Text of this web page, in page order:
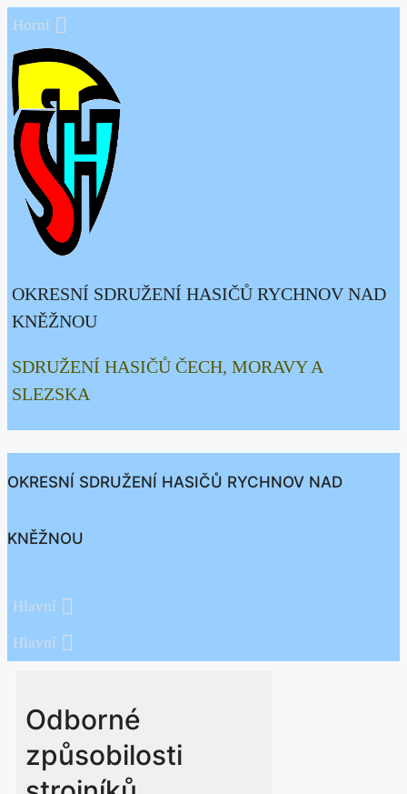
Přeskočit
obsah
Horní
OKRESNÍ SDRUŽENÍ HASIČŮ RYCHNOV NAD
KNĚŽNOU
SDRUŽENÍ HASIČŮ ČECH, MORAVY A
SLEZSKA
OKRESNÍ SDRUŽENÍ HASIČŮ RYCHNOV NAD
KNĚŽNOU
Hlavní
Hlavní
Odborné
způsobilosti